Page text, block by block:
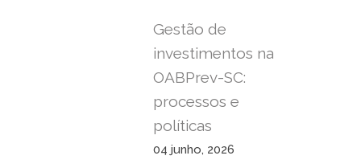
Gestão de
investimentos na
OABPrev-SC:
processos e
políticas
04 junho, 2026